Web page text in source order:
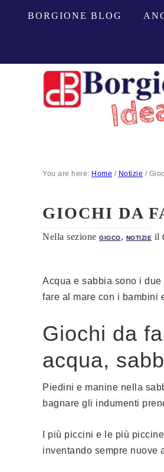
BORGIONE BLOG
You are here: Home / Notizie /
GIOCHI DA
Nella sezione GIOCO, NOTIZIE il
Acqua e sabbia sono i
fare al mare con i bambini
Giochi da
acqua,
Piedini e manine nella
bagnare gli indumenti
I più piccini e le più
inventando sempre nuove